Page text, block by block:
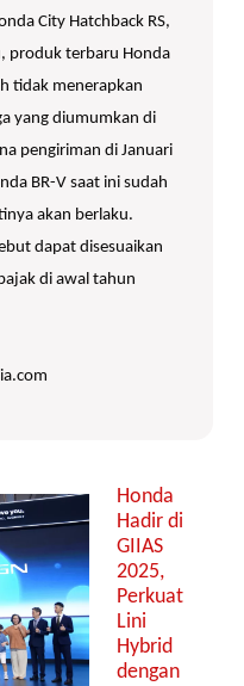
City Hatchback RS,
produk terbaru Honda
tidak menerapkan
yang diumumkan di
pengiriman di Januari
BR-V saat ini sudah
akan berlaku.
dapat disesuaikan
di awal tahun
Honda
Hadir di
GIIAS
2025,
Perkuat
Lini
Hybrid
dengan